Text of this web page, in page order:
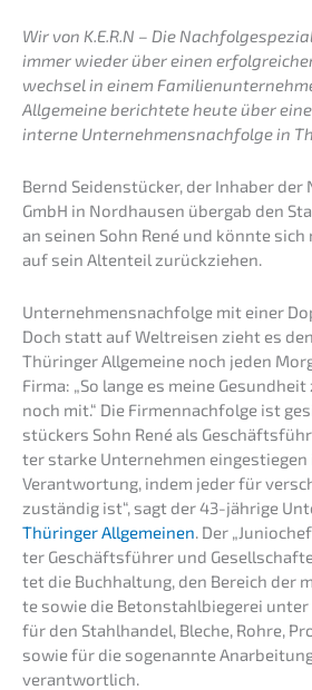
Wir von K.E.R.N – Die
immer wieder über einen
wechsel in einem
Allge­mei­ne berich­te­te heute über
in­ter­ne Unternehmens­nachfolge in
Bernd Seiden­stü­cker, der Inhaber der
GmbH in Nordhau­sen übergab den
an seinen Sohn René und könnte
auf sein Alten­teil zurückziehen.
Unternehmens­nachfolge mit einer
Doch statt auf Weltrei­sen zieht es
Thürin­ger Allge­mei­ne noch jeden
Firma: „So lange es meine
noch mit.“ Die Firmen­nach­fol­ge ist
stückers Sohn René als
ter starke Unter­neh­men einge­stie­gen
Verant­wor­tung, indem jeder für
zustän­dig ist“, sagt der 43-jähri­ge
Thürin­ger Allge­mei­nen . Der
ter Geschäfts­füh­rer und
tet die Buchhal­tung, den Bereich der
te sowie die Beton­stahl­bie­ge­rei unter
für den Stahl­han­del, Bleche, Rohre,
sowie für die sogenann­te
verantwortlich.